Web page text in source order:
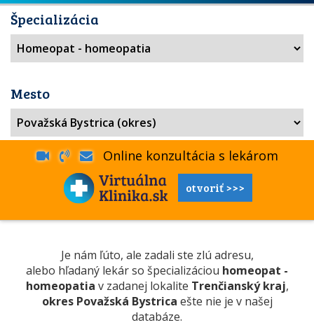
Špecializácia
Mesto
Online konzultácia s lekárom
otvoriť >>>
Je nám ľúto, ale zadali ste zlú adresu,
alebo hľadaný lekár so špecializáciou homeopat -
homeopatia v zadanej lokalite Trenčianský kraj,
okres Považská Bystrica ešte nie je v našej
databáze.